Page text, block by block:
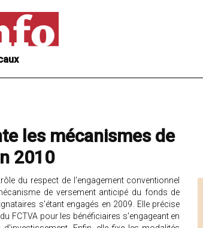
les mécanismes de
2010
du respect de l'engagement conventionnel
de versement anticipé du fonds de
s'étant engagés en 2009. Elle précise
FCTVA pour les bénéficiaires s'engageant en